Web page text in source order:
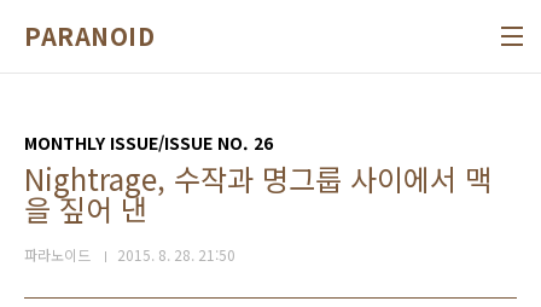
PARANOID
MONTHLY ISSUE/ISSUE NO. 26
Nightrage, 수작과 명그룹 사이에서 맥
을 짚어 낸
파라노이드 2015. 8. 28. 21:50